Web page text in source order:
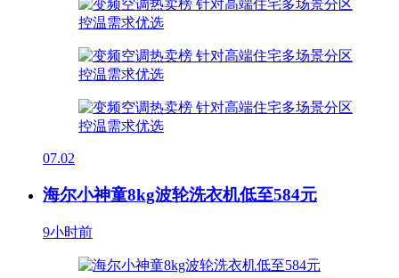
07.02
海尔小神童8kg波轮洗衣机低至584元
9小时前